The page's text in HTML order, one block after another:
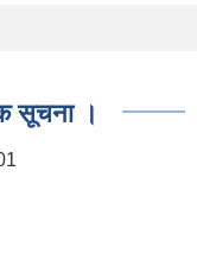
सूचना ।